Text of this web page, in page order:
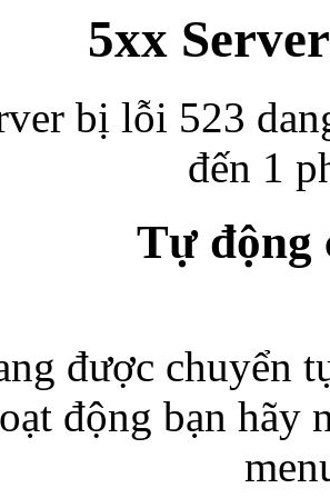
5xx
bị lỗi 523
đến 1
Tự động
được chuyển
động bạn hãy